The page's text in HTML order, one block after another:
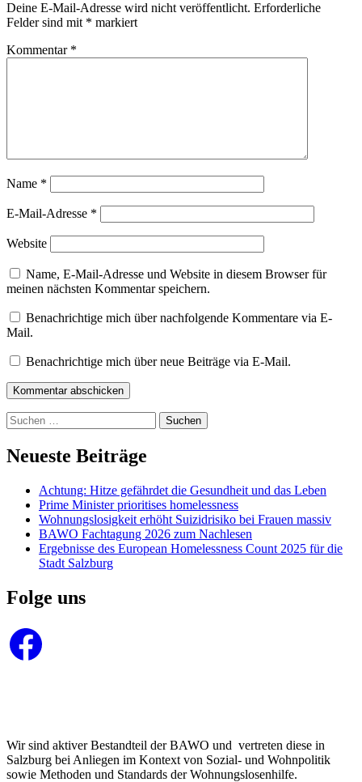
Deine E-Mail-Adresse wird nicht veröffentlicht. Erforderliche
Felder sind mit * markiert
Kommentar *
Name *
E-Mail-Adresse *
Website
Name, E-Mail-Adresse und Website in diesem Browser für
meinen nächsten Kommentar speichern.
Benachrichtige mich über nachfolgende Kommentare via E-
Mail.
Benachrichtige mich über neue Beiträge via E-Mail.
Kommentar abschicken
Suchen
nach:
Neueste Beiträge
Achtung: Hitze gefährdet die Gesundheit und das Leben
Prime Minister prioritises homelessness
Wohnungslosigkeit erhöht Suizidrisiko bei Frauen massiv
BAWO Fachtagung 2026 zum Nachlesen
Ergebnisse des European Homelessness Count 2025 für die
Stadt Salzburg
Folge uns
Facebook
Wir sind aktiver Bestandteil der BAWO und vertreten diese in
Salzburg bei Anliegen im Kontext von Sozial- und Wohnpolitik
sowie Methoden und Standards der Wohnungslosenhilfe.